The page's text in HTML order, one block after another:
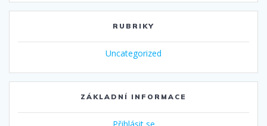
RUBRIKY
Uncategorized
ZÁKLADNÍ INFORMACE